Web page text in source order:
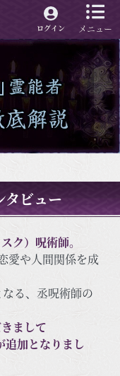
メニュー
ログイン
タビュー
ク）呪術師。
愛や人間関係を成
る、丞呪術師の
まして
追加となりまし